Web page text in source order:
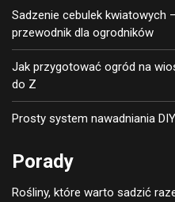
Sadzenie cebulek kwiatowych
przewodnik dla ogrodników
Jak przygotować ogród na
do Z
Prosty system nawadniania
Porady
Rośliny, które warto sadzić